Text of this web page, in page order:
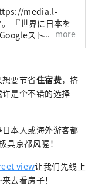
media.l-
『世界に日本を
ストリート
ことがないよう
す。
more
要节省住宿费，挤
许是个不错的选择
本人或海外游客都
具京都风喔！
view让我们先线上
去看房子！